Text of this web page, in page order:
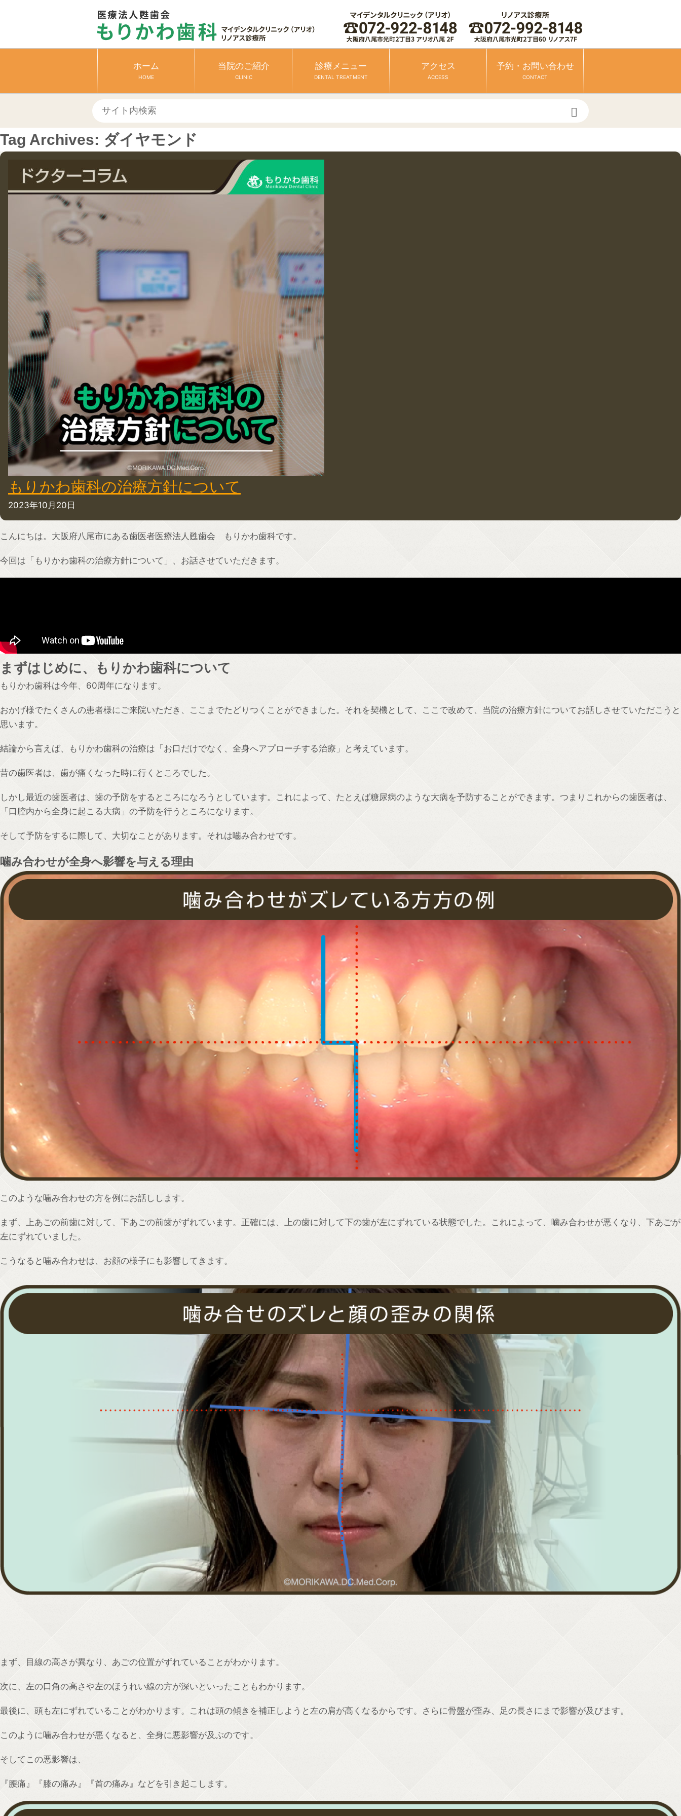
ホーム
HOME
当院のご紹介
CLINIC
診療メニュー
DENTAL TREATMENT
アクセス
ACCESS
予約・お問い合わせ
CONTACT
Tag Archives: ダイヤモンド
もりかわ歯科の治療方針について
2023年10月20日
こんにちは。大阪府八尾市にある歯医者医療法人甦歯会 もりかわ歯科です。
今回は「もりかわ歯科の治療方針について」、お話させていただきます。
まずはじめに、もりかわ歯科について
もりかわ歯科は今年、60周年になります。
おかげ様でたくさんの患者様にご来院いただき、ここまでたどりつくことができました。それを契機として、ここで改めて、当院の治療方針についてお話しさせていただこうと
思います。
結論から言えば、もりかわ歯科の治療は「お口だけでなく、全身へアプローチする治療」と考えています。
昔の歯医者は、歯が痛くなった時に行くところでした。
しかし最近の歯医者は、歯の予防をするところになろうとしています。これによって、たとえば糖尿病のような大病を予防することができます。つまりこれからの歯医者は、
「口腔内から全身に起こる大病」の予防を行うところになります。
そして予防をするに際して、大切なことがあります。それは嚙み合わせです。
噛み合わせが全身へ影響を与える理由
このような噛み合わせの方を例にお話しします。
まず、上あごの前歯に対して、下あごの前歯がずれています。正確には、上の歯に対して下の歯が左にずれている状態でした。これによって、噛み合わせが悪くなり、下あごが
左にずれていました。
こうなると噛み合わせは、お顔の様子にも影響してきます。
まず、目線の高さが異なり、あごの位置がずれていることがわかります。
次に、左の口角の高さや左のほうれい線の方が深いといったこともわかります。
最後に、頭も左にずれていることがわかります。これは頭の傾きを補正しようと左の肩が高くなるからです。さらに骨盤が歪み、足の長さにまで影響が及びます。
このように噛み合わせが悪くなると、全身に悪影響が及ぶのです。
そしてこの悪影響は、
『腰痛』『膝の痛み』『首の痛み』などを引き起こします。